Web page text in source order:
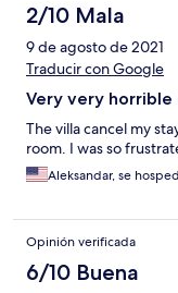
2/10 Mala
9 de agosto de 2021
Traducir con Google
Very very horrible
The villa cancel my
room. I was so
Aleksandar, se
Opinión verificada
6/10 Buena